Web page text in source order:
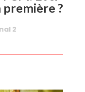
première ?
2